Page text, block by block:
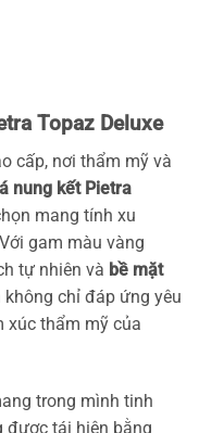
Topaz Deluxe
cấp, nơi thẩm mỹ và
nung kết Pietra
mang tính xu
gam màu vàng
tự nhiên và bề mặt
không chỉ đáp ứng yêu
xúc thẩm mỹ của
trong mình tinh
được tái hiện bằng